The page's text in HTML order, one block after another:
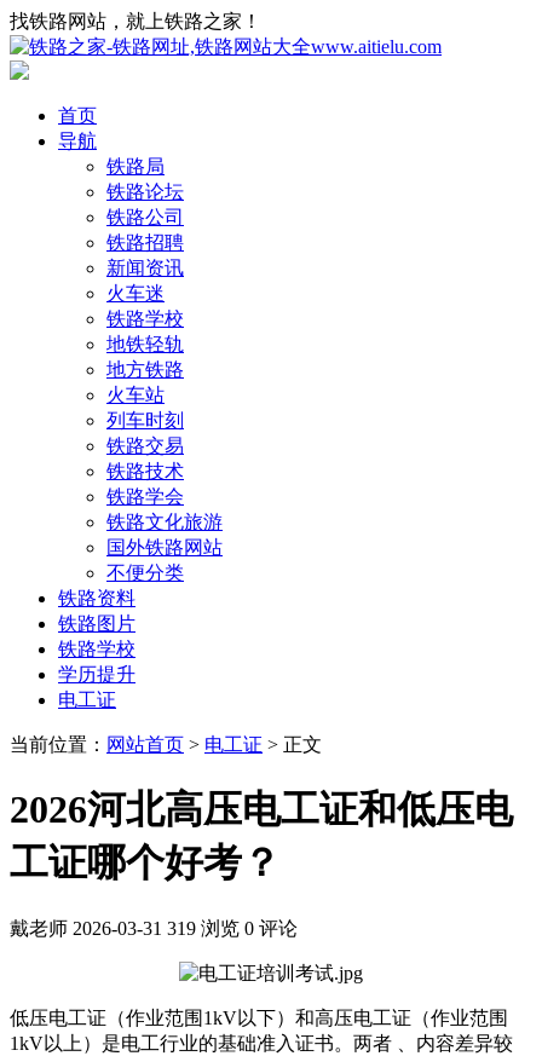
找铁路网站，就上铁路之家！
首页
导航
铁路局
铁路论坛
铁路公司
铁路招聘
新闻资讯
火车迷
铁路学校
地铁轻轨
地方铁路
火车站
列车时刻
铁路交易
铁路技术
铁路学会
铁路文化旅游
国外铁路网站
不便分类
铁路资料
铁路图片
铁路学校
学历提升
电工证
当前位置： 网站首页 > 电工证 > 正文
2026河北高压电工证和低压电
工证哪个好考？
戴老师 2026-03-31 319 浏览 0 评论
低压电工证（作业范围1kV以下）和高压电工证（作业范围
1kV以上）是电工行业的基础准入证书。两者 、内容差异较